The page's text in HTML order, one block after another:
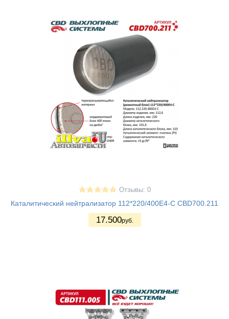
Отзывы: 0
Каталитический нейтрализатор 112*220/400Е4-C CBD700.211
17.500руб.